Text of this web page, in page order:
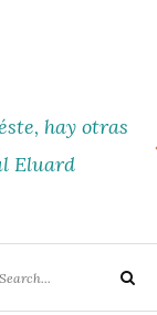
hay otras
Eluard
Search